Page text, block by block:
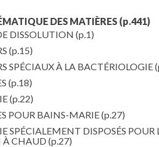
DES MATIÈRES (p.441)
DISSOLUTION (p.1)
(p.15)
SPÉCIAUX À LA BACTÉRIOLOGIE
(p.18)
(p.22)
POUR BAINS-MARIE(p.27)
SPÉCIALEMENT DISPOSÉS POUR
À CHAUD (p.27)